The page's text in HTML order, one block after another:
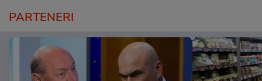
PARTENERI